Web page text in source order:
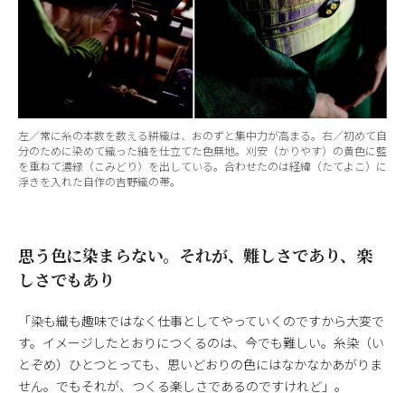
左／常に糸の本数を数える絣織は、おのずと集中力が高まる。右／初めて自
分のために染めて織った紬を仕立てた色無地。刈安（かりやす）の黄色に藍
を重ねて濃緑（こみどり）を出している。合わせたのは経緯（たてよこ）に
浮きを入れた自作の吉野織の帯。
思う色に染まらない。それが、難しさであり、楽
しさでもあり
「染も織も趣味ではなく仕事としてやっていくのですから大変で
す。イメージしたとおりにつくるのは、今でも難しい。糸染（い
とぞめ）ひとつとっても、思いどおりの色にはなかなかあがりま
せん。でもそれが、つくる楽しさであるのですけれど」。